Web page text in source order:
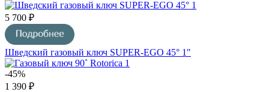
5 700 ₽
Шведский газовый ключ SUPER-EGO 45° 1"
-45%
1 390 ₽